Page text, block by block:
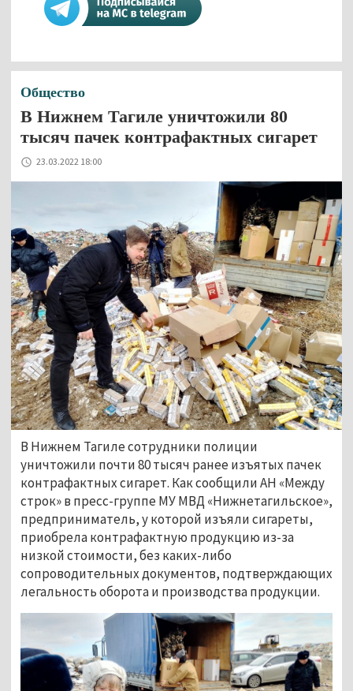
Общество
В Нижнем Тагиле уничтожили 80
тысяч пачек контрафактных сигарет
23.03.2022 18:00
В Нижнем Тагиле сотрудники полиции
уничтожили почти 80 тысяч ранее изъятых пачек
контрафактных сигарет. Как сообщили АН «Между
строк» в пресс-группе МУ МВД «Нижнетагильское»,
предприниматель, у которой изъяли сигареты,
приобрела контрафактную продукцию из-за
низкой стоимости, без каких-либо
сопроводительных документов, подтверждающих
легальность оборота и производства продукции.